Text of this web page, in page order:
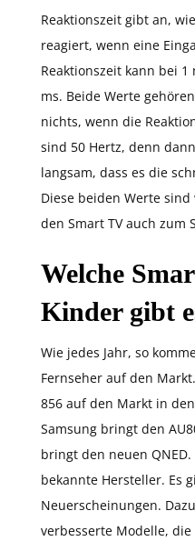
Reaktionszeit gibt an,
reagiert, wenn eine
Reaktionszeit kann bei
ms. Beide Werte
nichts, wenn die
sind 50 Hertz, denn
langsam, dass es die
Diese beiden Werte
den Smart TV auch zum
Welche
Kinder gibt
Wie jedes Jahr, so
Fernseher auf den
856 auf den Markt in
Samsung bringt den
bringt den neuen
bekannte Hersteller. Es
Neuerscheinungen.
verbesserte Modelle,